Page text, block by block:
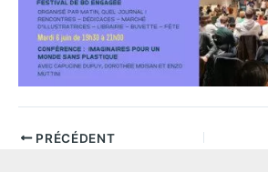
PRÉCÉDENT